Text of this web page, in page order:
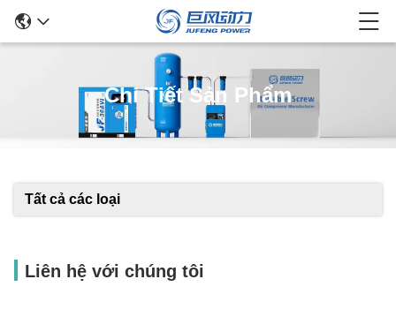
Chi Tiết Sản Phẩm
Tất cả các loại
Liên hệ với chúng tôi